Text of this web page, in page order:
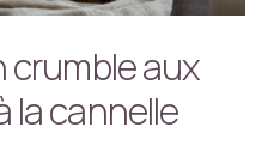
aux
la cannelle